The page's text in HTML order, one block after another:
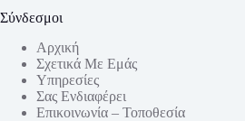
Σύνδεσμοι
Αρχική
Σχετικά Με Εμάς
Υπηρεσίες
Σας Ενδιαφέρει
Επικοινωνία – Τοποθεσία